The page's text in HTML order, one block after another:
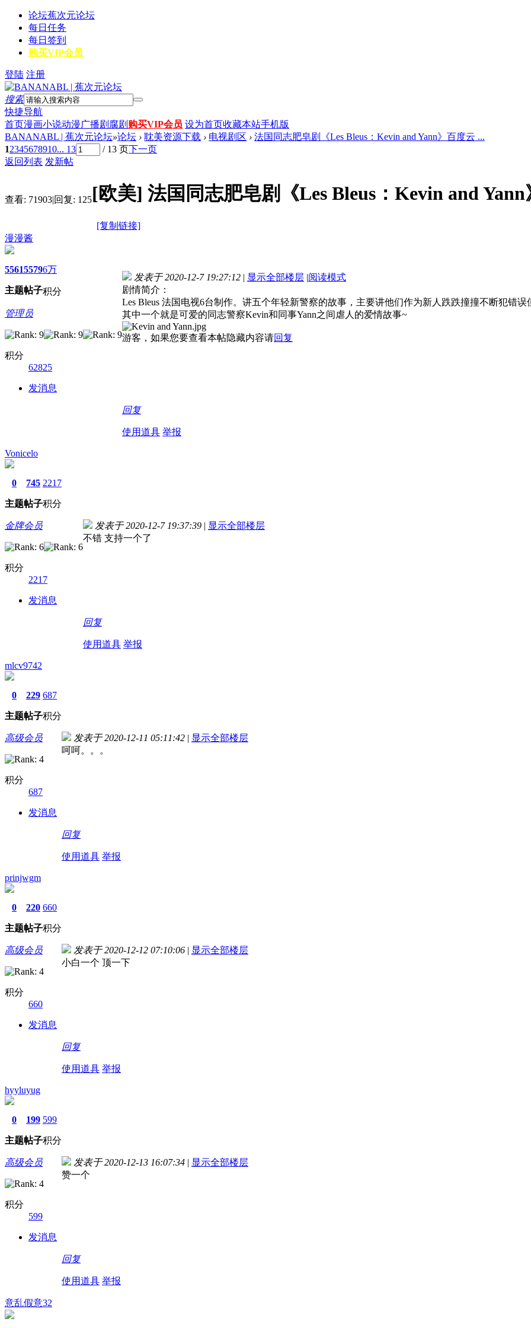
论坛蕉次元论坛
每日任务
每日签到
购买VIP会员
登陆 注册
搜索
快捷导航
首页漫画小说动漫广播剧 腐剧 购买VIP会员 设为首页收藏本站手机版
BANANABL | 蕉次元论坛»论坛 › 耽美资源下载 › 电视剧区 › 法国同志肥皂剧《Les Bleus：Kevin and Yann》百度云 ...
12345678910... 13 / 13 页下一页
返回列表 发新帖
查看: 71903|回复: 125[欧美] 法国同志肥皂剧《Les Bleus：Kevin and
[复制链接]
漫漫酱
5561
主题
5579
帖子
6万
积分
管理员
积分
62825
发消息
发表于 2020-12-7 19:27:12 | 显示全部楼层 |阅读模式
剧情简介：
Les Bleus 法国电视6台制作。讲五个年轻新警察的故事，主要讲他们作为新人跌跌撞撞不断犯错误
其中一个就是可爱的同志警察Kevin和同事Yann之间虐人的爱情故事~
游客，如果您要查看本帖隐藏内容请回复
回复
使用道具 举报
Vonicelo
0
主题
745
帖子
2217
积分
金牌会员
积分
2217
发消息
发表于 2020-12-7 19:37:39 | 显示全部楼层
不错 支持一个了
回复
使用道具 举报
mlcv9742
0
主题
229
帖子
687
积分
高级会员
积分
687
发消息
发表于 2020-12-11 05:11:42 | 显示全部楼层
呵呵。。。
回复
使用道具 举报
prinjwgm
0
主题
220
帖子
660
积分
高级会员
积分
660
发消息
发表于 2020-12-12 07:10:06 | 显示全部楼层
小白一个 顶一下
回复
使用道具 举报
hyyluyug
0
主题
199
帖子
599
积分
高级会员
积分
599
发消息
发表于 2020-12-13 16:07:34 | 显示全部楼层
赞一个
回复
使用道具 举报
意乱假意32